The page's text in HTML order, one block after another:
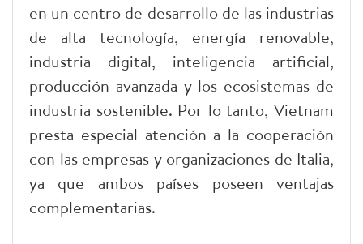
en un centro de desarrollo de las industrias
de alta tecnología, energía renovable,
industria digital, inteligencia artificial,
producción avanzada y los ecosistemas de
industria sostenible. Por lo tanto, Vietnam
presta especial atención a la cooperación
con las empresas y organizaciones de Italia,
ya que ambos países poseen ventajas
complementarias.